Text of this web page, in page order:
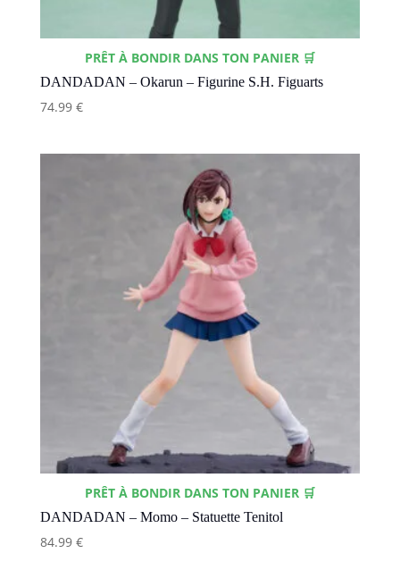
PRÊT À BONDIR DANS TON PANIER 🛒
DANDADAN – Okarun – Figurine S.H. Figuarts
74.99 €
PRÊT À BONDIR DANS TON PANIER 🛒
DANDADAN – Momo – Statuette Tenitol
84.99 €